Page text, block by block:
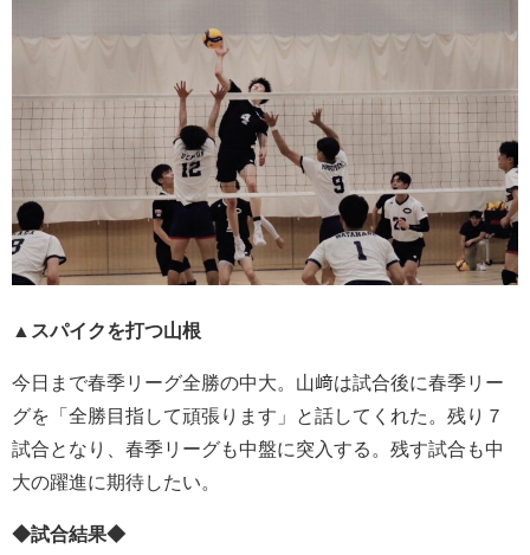
▲スパイクを打つ山根
今日まで春季リーグ全勝の中大。山﨑は試合後に春季リー
グを「全勝目指して頑張ります」と話してくれた。残り７
試合となり、春季リーグも中盤に突入する。残す試合も中
大の躍進に期待したい。
◆試合結果◆